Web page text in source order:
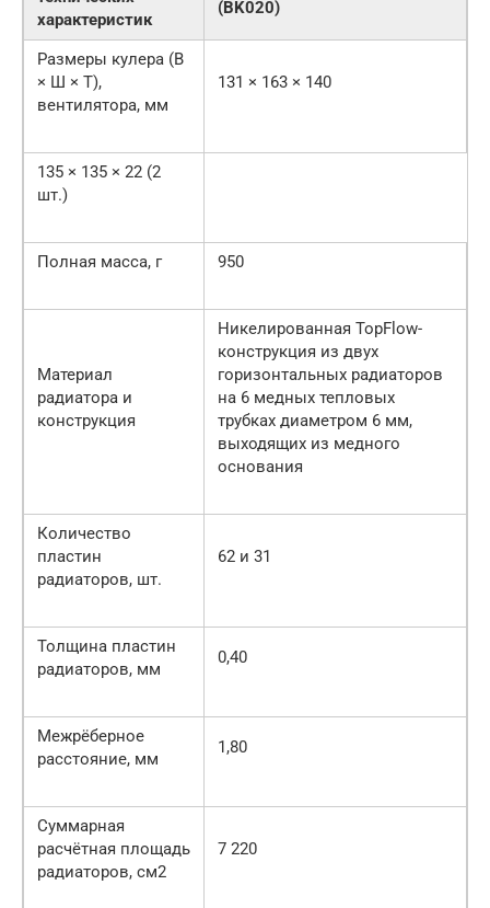
характеристик
(BK020)
Размеры кулера (В
× Ш × Т),
вентилятора, мм
131 × 163 × 140
135 × 135 × 22 (2
шт.)
Полная масса, г 950
Материал
радиатора и
конструкция
Никелированная TopFlow-
конструкция из двух
горизонтальных радиаторов
на 6 медных тепловых
трубках диаметром 6 мм,
выходящих из медного
основания
Количество
пластин
радиаторов, шт.
62 и 31
Толщина пластин
радиаторов, мм
0,40
Межрёберное
расстояние, мм
1,80
Суммарная
расчётная площадь
радиаторов, см2
7 220